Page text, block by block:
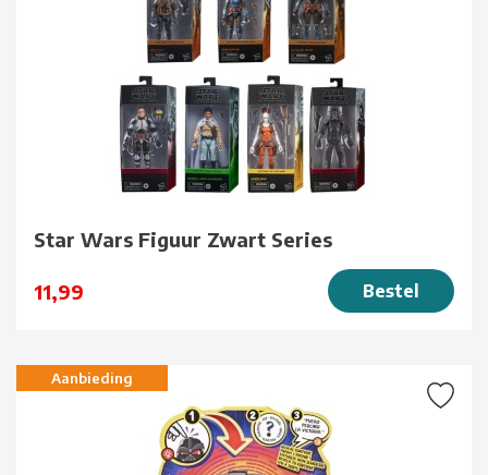
Star Wars Figuur Zwart Series
11,99 Bestel
Aanbieding